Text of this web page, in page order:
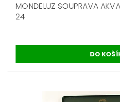
MONDELUZ SOUPRAVA
24